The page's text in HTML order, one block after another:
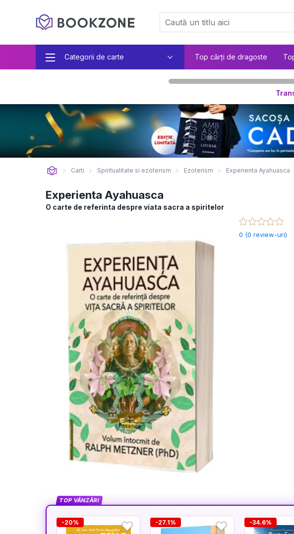
Categorii de carte Top cărți de dragoste
Carti Spiritualitate si ezoterism Ezoterism Experienta Ayahuasca
Experienta Ayahuasca
O carte de referinta despre viata sacra a spiritelor
0 (0 review-uri)
TOP VÂNZĂRI
-20% -27.1% -34.6%